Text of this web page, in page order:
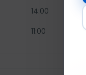
14:00
11:00